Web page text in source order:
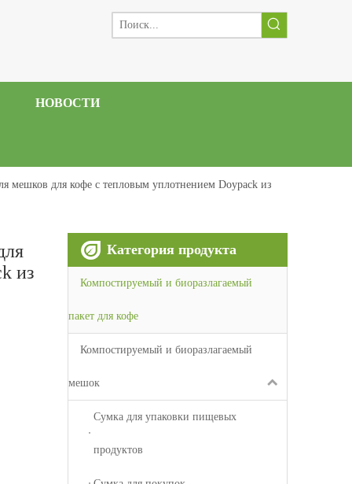
НОВОСТИ
мешков для кофе с тепловым уплотнением Doypack из
из
Категория продукта
Компостируемый и биоразлагаемый
пакет для кофе
Компостируемый и биоразлагаемый
мешок
Сумка для упаковки пищевых
продуктов